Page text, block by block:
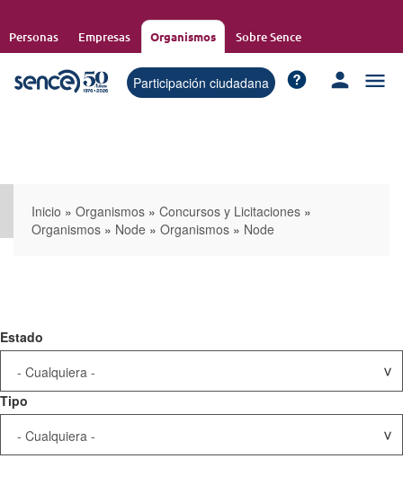
contenido
Personas Empresas Organismos Sobre Sence
Participación ciudadana
Inicio » Organismos » Concursos y Licitaciones »
Organismos » Node » Organismos » Node
Estado
Tipo